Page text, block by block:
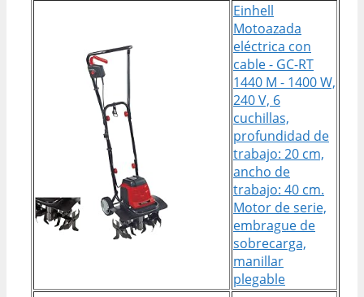
Einhell
Motoazada
eléctrica con
cable - GC-RT
1440 M - 1400 W,
240 V, 6
cuchillas,
profundidad de
trabajo: 20 cm,
ancho de
trabajo: 40 cm.
Motor de serie,
embrague de
sobrecarga,
manillar
plegable